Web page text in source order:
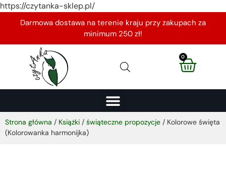
https://czytanka-sklep.pl/
Darmowa dostawa na terenie kraju przy zakupach za
minimum 250 zł!
0
Strona główna / Książki / świąteczne propozycje / Kolorowe święta
(Kolorowanka harmonijka)